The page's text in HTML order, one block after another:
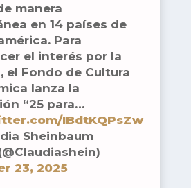
manera
en 14 países de
Para
el interés por la
el Fondo de Cultura
lanza la
“25 para…
IBdtKQPsZw
Sheinbaum
23, 2025